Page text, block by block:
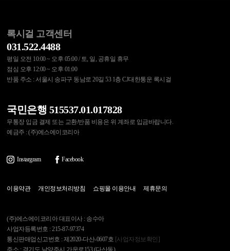
록시걸 고객센터
031.522.4488
평일 오전 10:00 ~ 오후 05:00 / 토, 일, 공휴일 휴무
점심 오후 12:00 ~ 오후 01:00
반품 주소 : 서울시 송파구 동남로 20길 53 1층 CJ대한통운 록시걸
국민은행 515537.01.017828
무통장 입금 결제 또는 교환/반품 비용은 위 계좌로 입금바랍니다.
예금주 : (주)에스에이코리아
Instargram Facebook
이용약관 개인정보처리방침 쇼핑몰 이용안내 제휴문의
(주)에스에이코리아 대표이사 : 송수아
사업자등록번호 : 215-87-97374
통신판매업신고번호 : 제2020-다산-0607호 [사업자정보확인]
주소 : 경기도 남양주시 가운로153 (다산동)